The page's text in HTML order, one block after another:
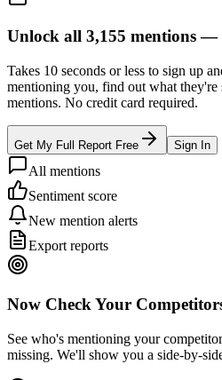
Unlock all 3,155 mentions —
Takes 10 seconds or less to sign up
mentioning you, find out what they're
mentions. No credit card required.
Get My Full Report Free Sign In
All mentions
Sentiment score
New mention alerts
Export reports
Now Check Your
See who's mentioning your
missing. We'll show you a side-by-